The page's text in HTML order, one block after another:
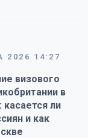
2026 14:27
визового
в
касается ли
и как